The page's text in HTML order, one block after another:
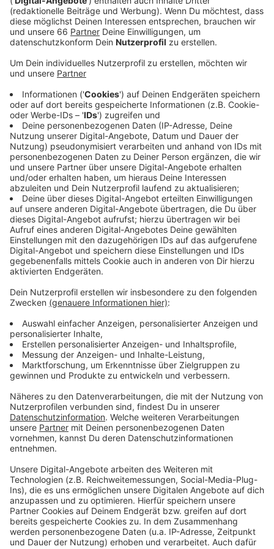
Verkehrsexperiment der besonderen Art - die
"Mobility Challenge". Zwanzig Düsseldorfer, die
normalerweise ihr Auto nutzen, testen einen
Monat lang alternative Verkehrsmittel.
Veröffentlicht:Donnerstag, 29.09.2022 05:55
Anzeige
Zur Auswahl stehen beispielsweise Bus- und Bahn, Car-
Sharing Angebote oder Leihräder. Für das Projekt gibt
es als Budget je Teilnehmer jeweils 250 Euro. Ziel der
"Mobility Challenge" ist es, Mobilität im Sinne der
Verkehrswende neu zu denken - und das
Mobilitätsangebot in unserer Stadt unter
Realbedingungen zu testen.
Anzeige
Weitere Infos und Links zum Thema
Anzeige
So haben wir über "Mobility Challenge" berichtet
Hier informiert die Stadt
Auftakt zur Mobility Challenge Düsseldorf
Anzeige
Anzeige